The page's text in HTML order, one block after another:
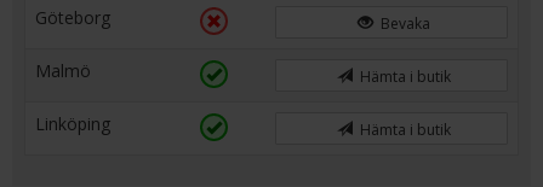
Göteborg Bevaka
Malmö Hämta i butik
Linköping Hämta i butik